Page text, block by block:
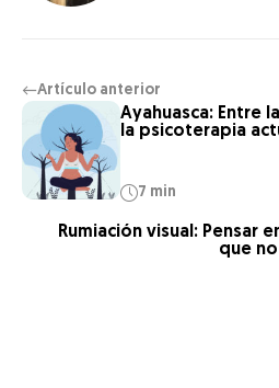
←Artículo anterior
Ayahuasca: Entre
la psicoterapia
7 min
Rumiación visual: Pensar
que